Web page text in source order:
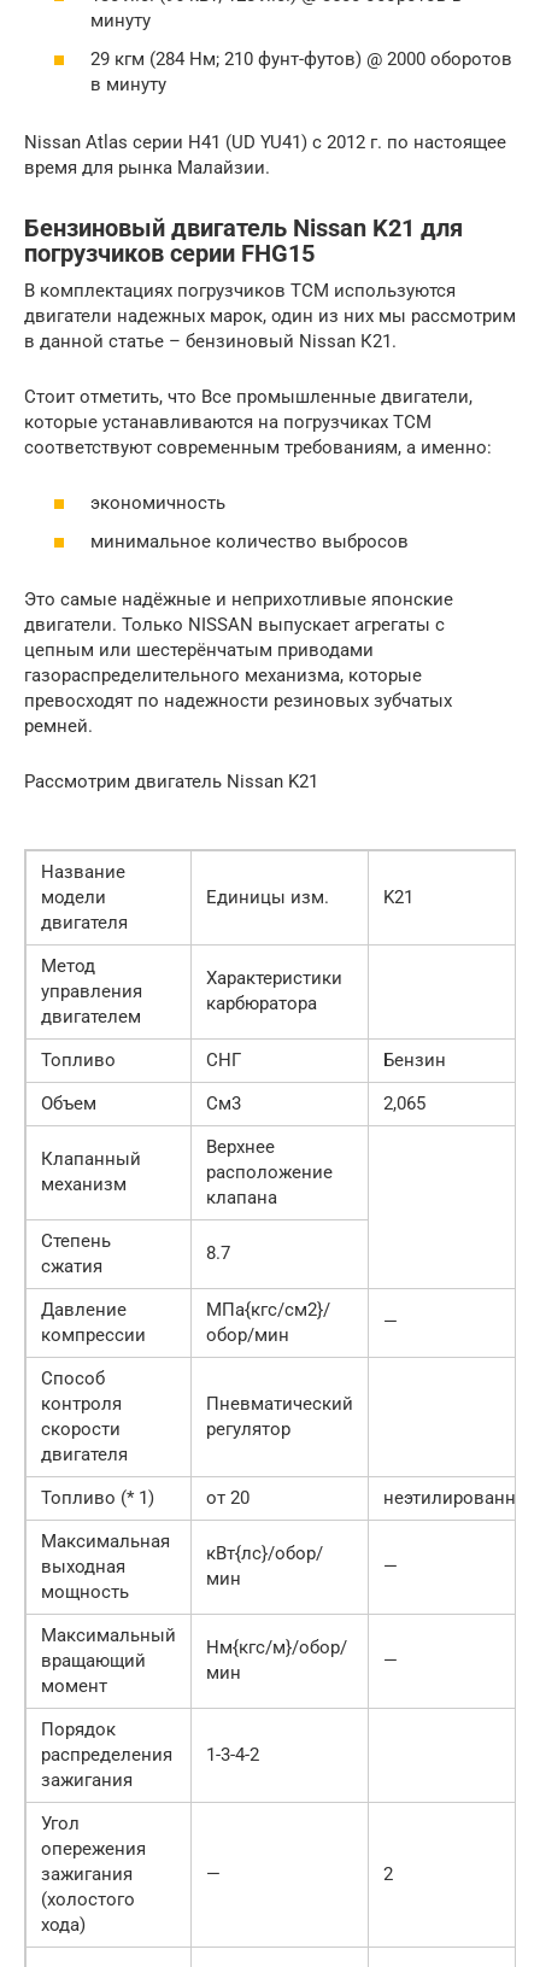
минуту
29 кгм (284 Нм; 210 фунт-футов) @ 2000 оборотов
в минуту
Nissan Atlas серии H41 (UD YU41) с 2012 г. по настоящее
время для рынка Малайзии.
Бензиновый двигатель Nissan K21 для
погрузчиков серии FHG15
В комплектациях погрузчиков ТСМ используются
двигатели надежных марок, один из них мы рассмотрим
в данной статье – бензиновый Nissan К21.
Стоит отметить, что Все промышленные двигатели,
которые устанавливаются на погрузчиках ТСМ
соответствуют современным требованиям, а именно:
экономичность
минимальное количество выбросов
Это самые надёжные и неприхотливые японские
двигатели. Только NISSAN выпускает агрегаты с
цепным или шестерёнчатым приводами
газораспределительного механизма, которые
превосходят по надежности резиновых зубчатых
ремней.
Рассмотрим двигатель Nissan K21
Название
модели
двигателя
Единицы изм. K21
Метод
управления
двигателем
Характеристики
карбюратора
Топливо СНГ
Бензин
Объем
См3 2,065
Клапанный
механизм
Верхнее
расположение
клапана
Степень
сжатия
8.7
Давление
компрессии
МПа{кгс/см2}/
обор/мин
—
Способ
контроля
скорости
двигателя
Пневматический
регулятор
Топливо (* 1) от 20
неэтилированный
Максимальная
выходная
мощность
кВт{лс}/обор/
мин
—
Максимальный
вращающий
момент
Нм{кгс/м}/обор/
мин
—
Порядок
распределения
зажигания
1-3-4-2
Угол
опережения
зажигания
(холостого
хода)
— 2